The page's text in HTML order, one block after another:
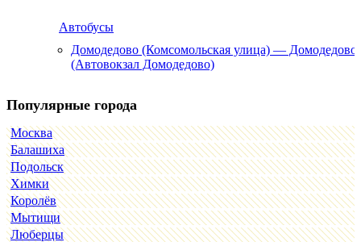
Автобусы
Домодедово (Комсомольская улица) — Домодедово
(Автовокзал Домодедово)
Популярные города
Москва
Балашиха
Подольск
Химки
Королёв
Мытищи
Люберцы